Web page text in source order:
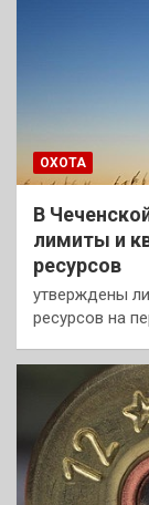
ОХОТА
В
лимиты и
ресурсов
утверждены
ресурсов на